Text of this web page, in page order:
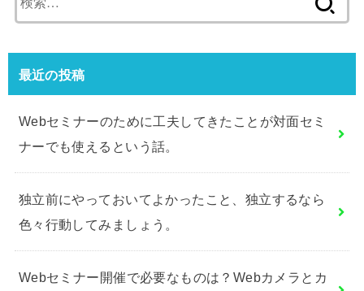
索:
最近の投稿
Webセミナーのために工夫してきたことが対面セミ
ナーでも使えるという話。
独立前にやっておいてよかったこと、独立するなら
色々行動してみましょう。
Webセミナー開催で必要なものは？Webカメラとカ